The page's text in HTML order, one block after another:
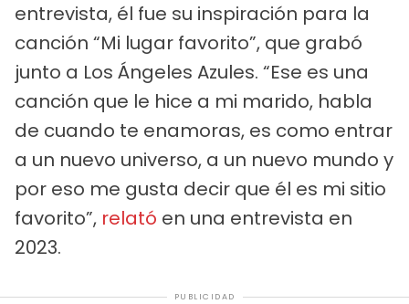
entrevista, él fue su inspiración para la
canción “Mi lugar favorito”, que grabó
junto a Los Ángeles Azules. “Ese es una
canción que le hice a mi marido, habla
de cuando te enamoras, es como entrar
a un nuevo universo, a un nuevo mundo y
por eso me gusta decir que él es mi sitio
favorito”, relató en una entrevista en
2023.
PUBLICIDAD